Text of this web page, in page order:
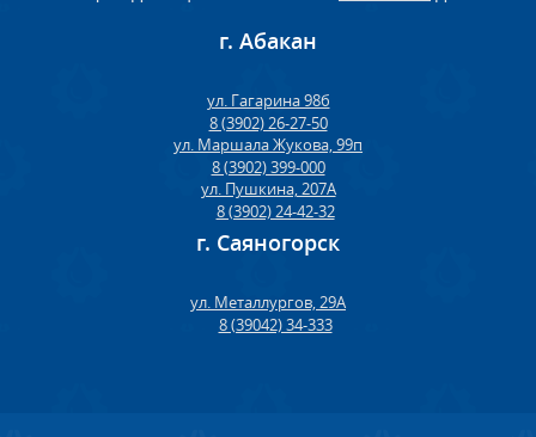
г. Абакан
ул. Гагарина 98б
8 (3902) 26-27-50
ул. Маршала Жукова, 99п
8 (3902) 399-000
ул. Пушкина, 207А
8 (3902) 24-42-32
г. Саяногорск
ул. Металлургов, 29А
8 (39042) 34-333